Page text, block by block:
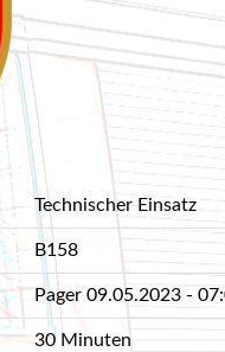
Öleinsatz - 08.05.2025
16.04.2025
07.04.2025
02.04.2025
31.03.2025
21.03.2025
Öleinsatz - 16.03.2025
aus Holzofen -
Öleinsatz - 04.02.2025
FF Hof - München
Flohmarkt 2017
- Brauerei Gusswerk / 13 - 14
2017
2017
2016
Übung - Zug 2 |
Übung - Zug 2 |
Übung |
Brandübung
Bergeschere
Personenbergung
Leiter
Erste Hilfe
Gerätekunde
Technischer Einsatz
B158
Pager 09.05.2023 -
30 Minuten